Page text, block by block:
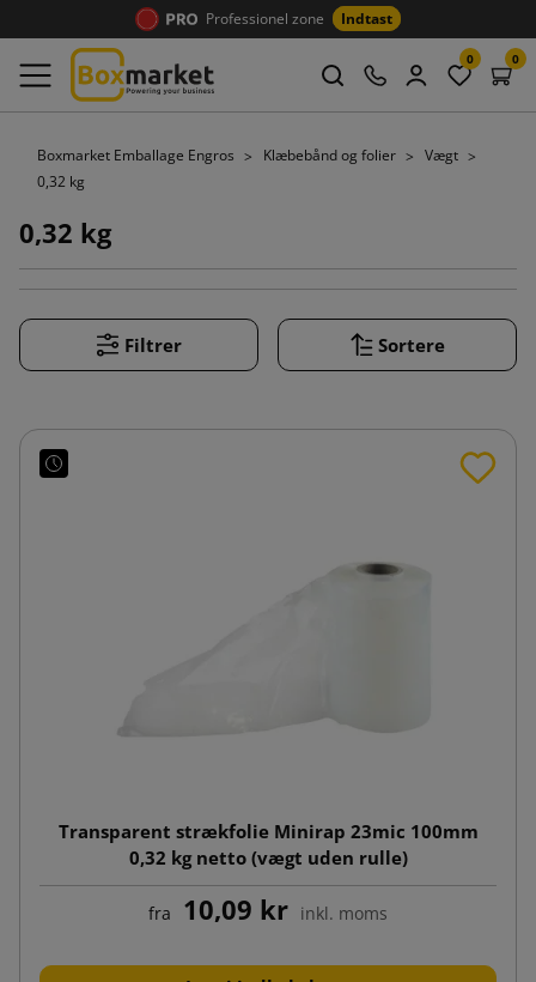
Professionel zone Indtast
0 0
Boxmarket Emballage Engros Klæbebånd og folier
Vægt
0,32 kg
0,32 kg
Filtrer Sortere
Transparent strækfolie Minirap 23mic 100mm
0,32 kg netto (vægt uden rulle)
fra 10,09 kr inkl. moms